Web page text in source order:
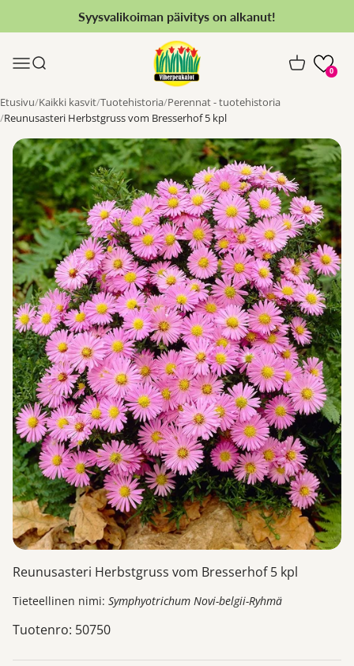
Siirry sisältöönSyysvalikoiman päivitys on alkanut!
Valikko
Haku
Viherpeukalot.fi
Ostoskori
0
Etusivu Kaikki kasvit Tuotehistoria Perennat - tuotehistoria
Reunusasteri Herbstgruss vom Bresserhof 5 kpl
Reunusasteri Herbstgruss vom Bresserhof 5 kpl
Tieteellinen nimi: Symphyotrichum Novi-belgii-Ryhmä
Tuotenro: 50750